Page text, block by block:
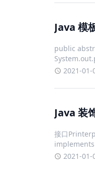
Java 模
public
2021-01-
Java 装
接口
2021-01-